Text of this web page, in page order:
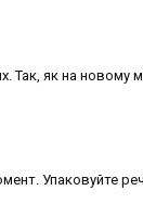
Так, як на новому
Упаковуйте